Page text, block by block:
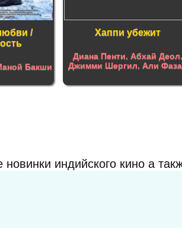
/
Бакши
Хаппи убежит
Диана Пенти, Абхай Деол,
Джимми Шергил, Али
новинки индийского кино а